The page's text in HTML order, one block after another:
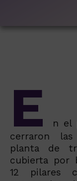
E
n el
cerraron
planta de
cubierta por
12 pilares